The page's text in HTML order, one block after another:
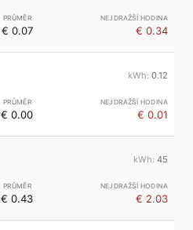
€ 0.07 € 0.34
0.12
€ 0.00 € 0.01
45
€ 0.43 € 2.03